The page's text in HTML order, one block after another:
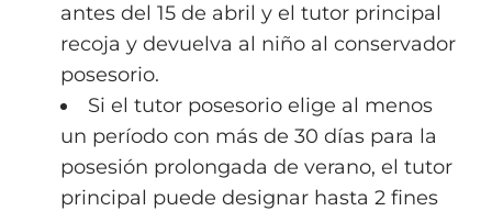
antes del 15 de abril y el tutor principal
recoja y devuelva al niño al conservador
posesorio.
Si el tutor posesorio elige al menos
un período con más de 30 días para la
posesión prolongada de verano, el tutor
principal puede designar hasta 2 fines